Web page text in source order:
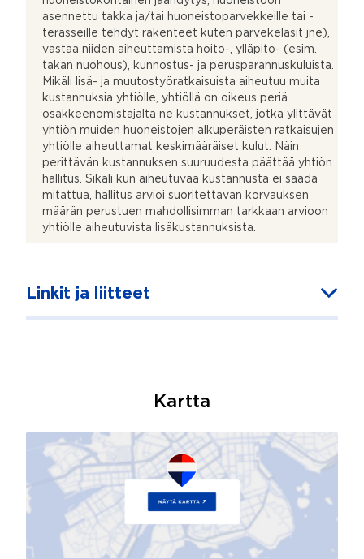
asennettu takka ja/tai huoneistoparvekkeille tai -
terasseille tehdyt rakenteet kuten parvekelasit jne),
vastaa niiden aiheuttamista hoito-, ylläpito- (esim.
takan nuohous), kunnostus- ja perusparannuskuluista.
Mikäli lisä- ja muutostyöratkaisuista aiheutuu muita
kustannuksia yhtiölle, yhtiöllä on oikeus periä
osakkeenomistajalta ne kustannukset, jotka ylittävät
yhtiön muiden huoneistojen alkuperäisten ratkaisujen
yhtiölle aiheuttamat keskimääräiset kulut. Näin
perittävän kustannuksen suuruudesta päättää yhtiön
hallitus. Sikäli kun aiheutuvaa kustannusta ei saada
mitattua, hallitus arvioi suoritettavan korvauksen
määrän perustuen mahdollisimman tarkkaan arvioon
yhtiölle aiheutuvista lisäkustannuksista.
Linkit ja liitteet
Kartta